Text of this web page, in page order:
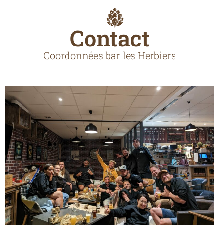
Contact
Coordonnées bar les Herbiers